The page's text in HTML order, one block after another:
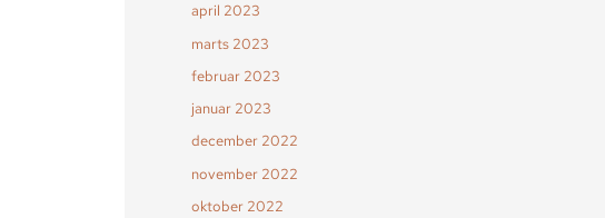
april 2023
marts 2023
februar 2023
januar 2023
december 2022
november 2022
oktober 2022